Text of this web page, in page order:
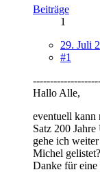
Beiträge
1
29. Juli
#1
Hallo Alle,
eventuell kann
Satz 200
gehe ich
Michel gelistet?
Danke für